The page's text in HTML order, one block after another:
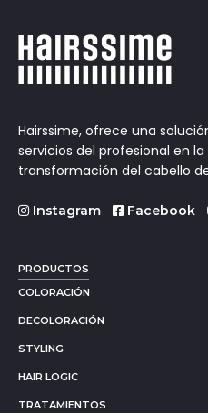
Hairssime, ofrece una
servicios del profesional en
transformación del cabello
Instagram Facebook
PRODUCTOS
COLORACIÓN
DECOLORACIÓN
STYLING
HAIR LOGIC
TRATAMIENTOS